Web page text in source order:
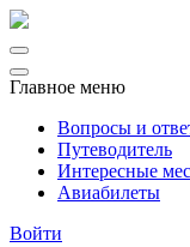
Главное меню
Вопросы и
Путеводитель
Интересные
Авиабилеты
Войти